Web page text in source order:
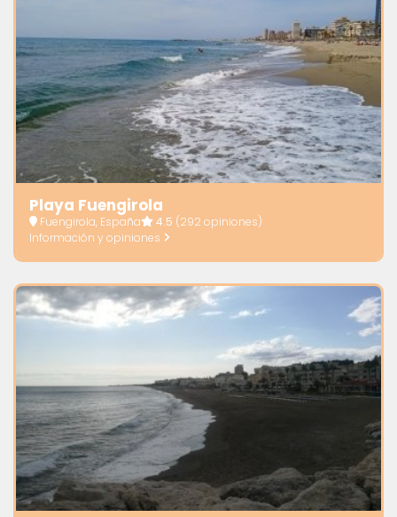
Playa Fuengirola
Fuengirola, España 4.5 (292 opiniones)
Información y opiniones